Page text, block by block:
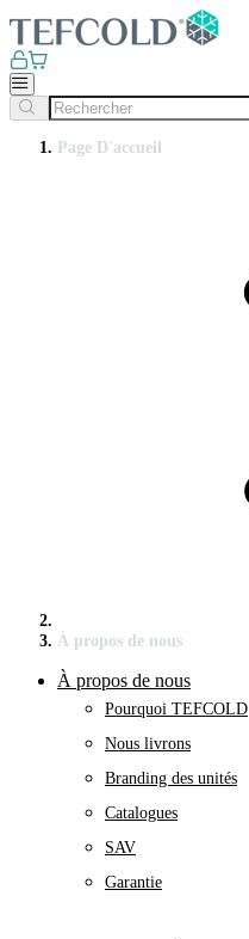
Page D'accueil
À propos de nous
À propos de nous
Pourquoi TEFCOLD
Nous livrons
Branding des unités
Catalogues
SAV
Garantie